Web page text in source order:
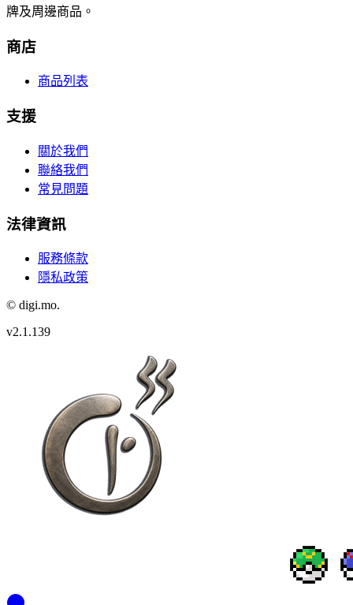
牌及周邊商品。
商店
商品列表
支援
關於我們
聯絡我們
常見問題
法律資訊
服務條款
隱私政策
© digi.mo.
v2.1.139